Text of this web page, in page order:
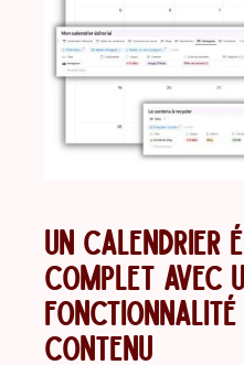
UN CALENDRIER
COMPLET AVEC
CONTENU